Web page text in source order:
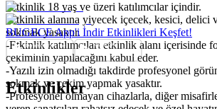
-Etkinlik 18 yaş ve üzeri katılımcılar içindir.
-Etkinlik alanına yiyecek içecek, kesici, delici
sokmak yasaktır.
-Etkinlik katılımcıları etkinlik alanı içerisinde
çekiminin yapılacağını kabul eder.
-Yazılı izin olmadığı takdirde profesyonel
sokmak ve çekim yapmak yasaktır.
-Profesyonel olmayan cihazlarla, diğer
BUGECE App'i İndir Etkinlikleri Keşfet!
Etkinlikler